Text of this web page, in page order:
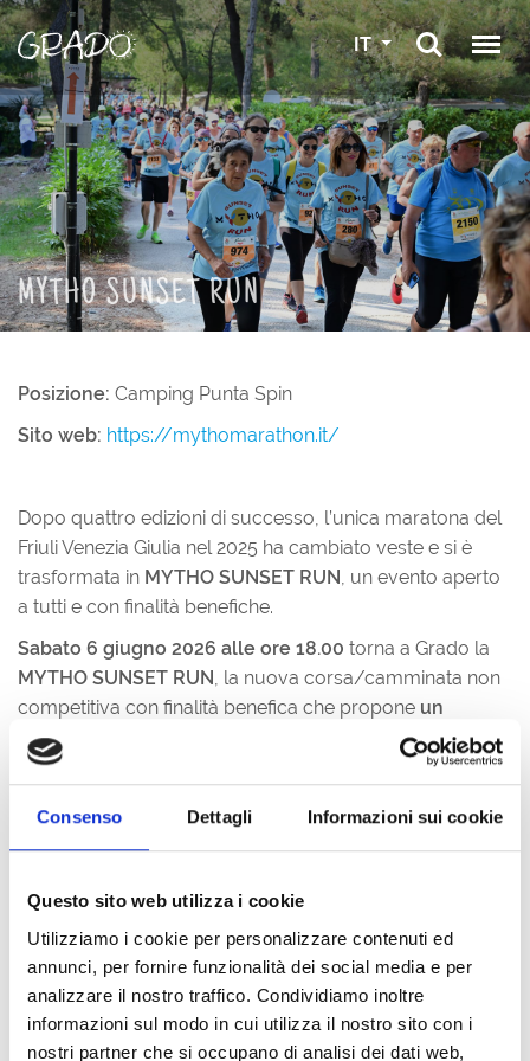
Consenso Dettagli Informazioni sui cookie
Questo sito web utilizza i cookie
Utilizziamo i cookie per personalizzare contenuti ed
annunci, per fornire funzionalità dei social media e per
analizzare il nostro traffico. Condividiamo inoltre
informazioni sul modo in cui utilizza il nostro sito con i
nostri partner che si occupano di analisi dei dati web,
IT
MYTHO SUNSET RUN
Posizione: Camping Punta Spin
Sito web: https://mythomarathon.it/
Dopo quattro edizioni di successo, l’unica maratona del
Friuli Venezia Giulia nel 2025 ha cambiato veste e si è
trasformata in MYTHO SUNSET RUN, un evento aperto
a tutti e con finalità benefiche.
Sabato 6 giugno 2026 alle ore 18.00 torna a Grado la
MYTHO SUNSET RUN, la nuova corsa/camminata non
competitiva con finalità benefica che propone un
percorso spettacolare
, reso ancora più suggestivo
dalle luci del tramonto.
Un evento aperto a tutti, per vivere un’esperienza unica
della Laguna di Grado, attraversando le storiche
Pesca
e arrivando fino al Residence Punta Spin
, dove li
attenderà un ricco e festoso dopo gara.
Non serve essere atleti: per partecipare bastano
di buona volontà, un paio di scarpe comode(o, per chi